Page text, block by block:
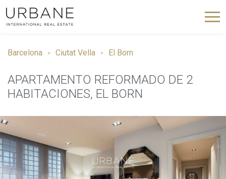
Barcelona Ciutat Vella El Born
APARTAMENTO REFORMADO DE 2
HABITACIONES, EL BORN